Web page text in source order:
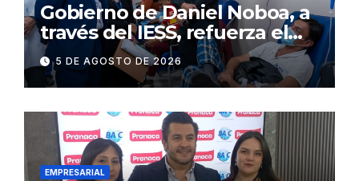
Gobierno de Daniel Noboa, a
través del IESS, refuerza el
abastecimiento de insulina
en 86 establecimientos de
salud
5 DE AGOSTO DE 2026
EMPRESARIAL